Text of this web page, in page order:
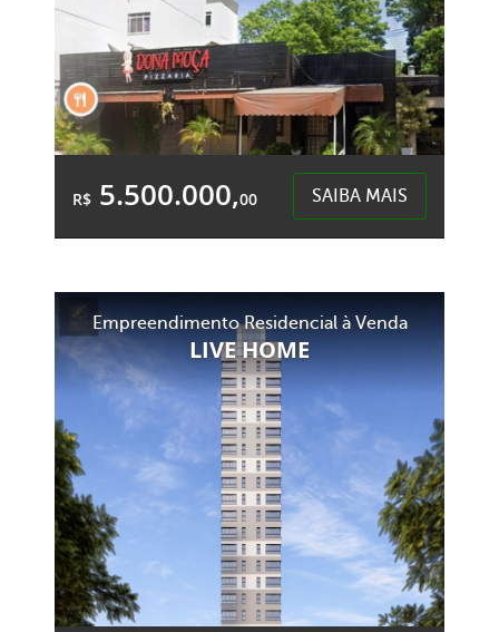
R$ 5.500.000,00 SAIBA MAIS
1.200,00m²
1.200,00m²
Centro - Chapecó
Empreendimento Residencial à Venda
LIVE HOME